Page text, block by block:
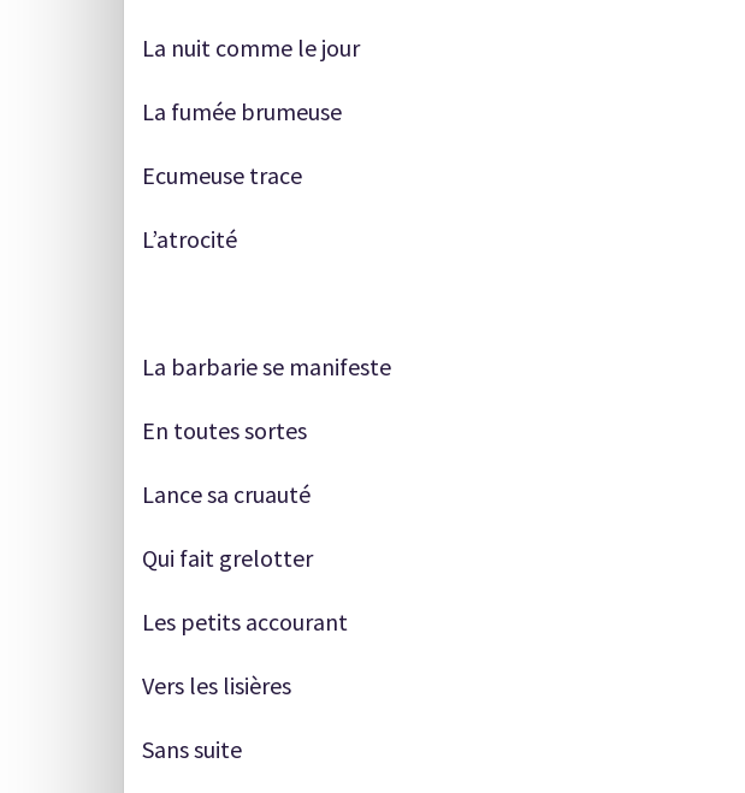
La nuit comme le jour
La fumée brumeuse
Ecumeuse trace
L’atrocité
La barbarie se manifeste
En toutes sortes
Lance sa cruauté
Qui fait grelotter
Les petits accourant
Vers les lisières
Sans suite